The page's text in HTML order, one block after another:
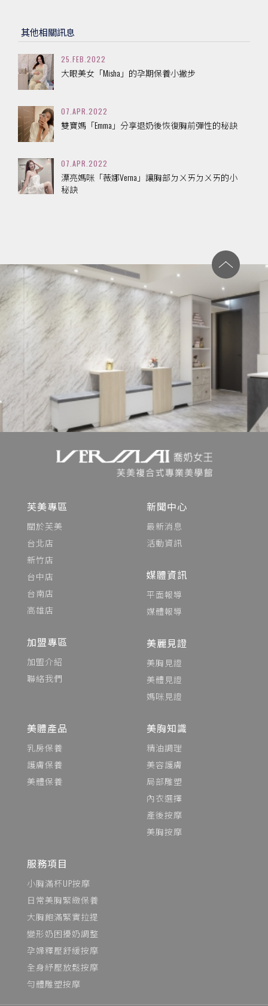
其他相關訊息
25.FEB.2022
大眼美女「Misha」的孕期保養小撇步
07.APR.2022
雙寶媽「Emma」分享退奶後恢復胸前彈性的秘訣
07.APR.2022
漂亮媽咪「薇娜Verna」讓胸部ㄉㄨㄞㄉㄨㄞ的小
秘訣
芙美專區
關於芙美
台北店
新竹店
台中店
台南店
高雄店
加盟專區
加盟介紹
聯絡我們
新聞中心
最新消息
活動資訊
媒體資訊
平面報導
媒體報導
美麗見證
美胸見證
美體見證
媽咪見證
美體產品
乳房保養
護膚保養
美體保養
美胸知識
精油調理
美容護膚
局部雕塑
內衣選擇
產後按摩
美胸按摩
服務項目
小胸滿杯UP按摩
日常美胸緊緻保養
大胸飽滿緊實拉提
變形奶困擾奶調整
孕婦釋壓舒緩按摩
全身紓壓放鬆按摩
勻體雕塑按摩